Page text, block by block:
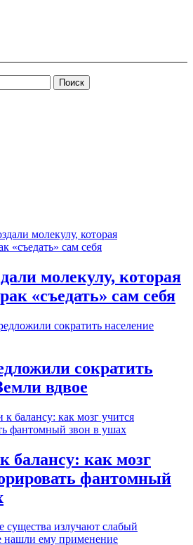
молекулу, которая
«съедать» сам себя
сократить
вдвое
балансу: как мозг
фантомный